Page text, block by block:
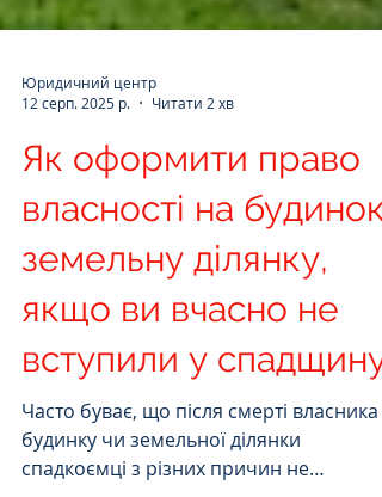
12 серп. 2025 р.
Як оформити право
власності на будинок і
земельну ділянку,
якщо ви вчасно не
вступили у спадщину
Часто буває, що після смерті власника
будинку чи земельної ділянки